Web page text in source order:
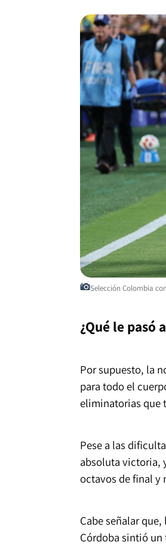
Selección Colombia
¿Qué le pasó
Por supuesto, la
para todo el
eliminatorias que
Pese a las
absoluta victoria,
octavos de final y
Cabe señalar
Córdoba sintió un